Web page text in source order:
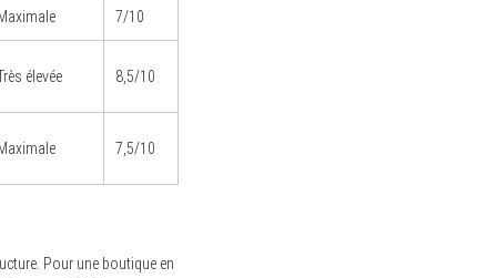
7/10
élevée 8,5/10
7,5/10
Pour une boutique en